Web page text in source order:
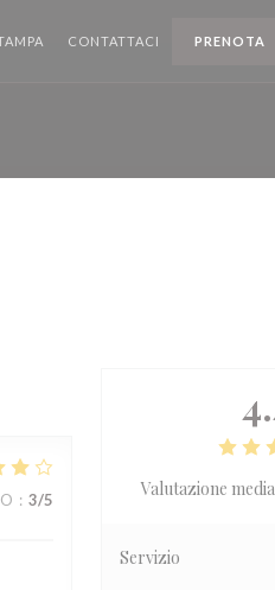
CONTATTACI PRENOTA
: 3/5 Valutazione
Servizio